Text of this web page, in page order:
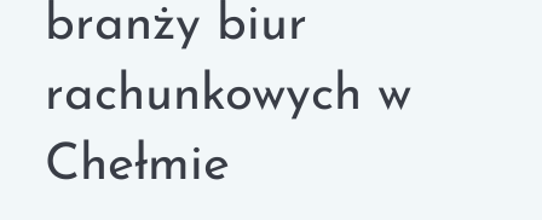
branży biur
rachunkowych w
Chełmie